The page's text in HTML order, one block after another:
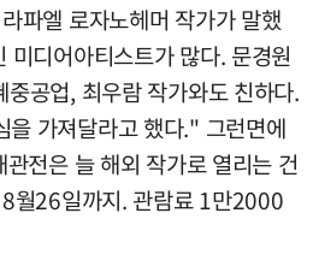
파엘 로자노헤머 작가가 말했
디어아티스트가 많다. 문경원
중공업, 최우람 작가와도 친하다.
을 가져달라고 했다." 그런면에
전은 늘 해외 작가로 열리는 건
월26일까지. 관람료 1만2000